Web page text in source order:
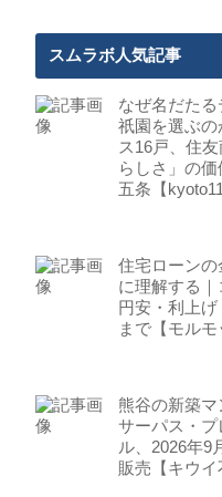
スムラボ人気記事
なぜ名だたる
祇園を選ぶ
ス16戸、住
らしさ」の
五条【
住宅ローンの
に理解する｜
円安・利上
まで【モルモ
熊谷の新築
サーパス・プ
ル、2026年9
販売【キウイ